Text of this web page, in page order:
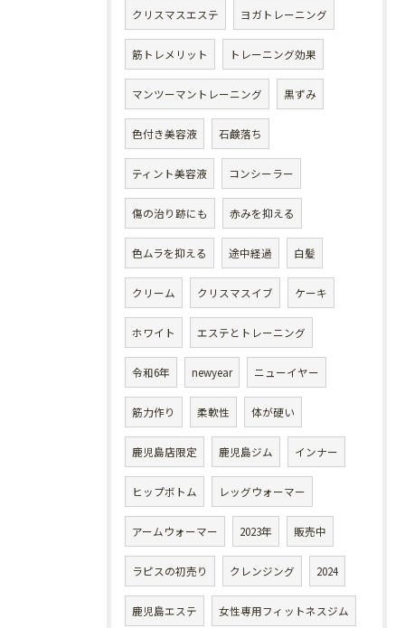
クリスマスエステ ヨガトレーニング
筋トレメリット トレーニング効果
マンツーマントレーニング 黒ずみ
色付き美容液 石鹸落ち
ティント美容液 コンシーラー
傷の治り跡にも 赤みを抑える
色ムラを抑える 途中経過 白髪
クリーム クリスマスイブ ケーキ
ホワイト エステとトレーニング
令和6年 newyear ニューイヤー
筋力作り 柔軟性 体が硬い
鹿児島店限定 鹿児島ジム インナー
ヒップボトム レッグウォーマー
アームウォーマー 2023年 販売中
ラピスの初売り クレンジング 2024
鹿児島エステ 女性専用フィットネスジム